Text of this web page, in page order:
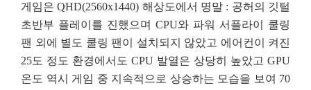
게임은 QHD(2560x1440) 해상도에서 명말 : 공허의 깃털
초반부 플레이를 진했으며 CPU와 파워 서플라이 쿨링
팬 외에 별도 쿨링 팬이 설치되지 않았고 에어컨이 켜진
25도 정도 환경에서도 CPU 발열은 상당히 높았고 GPU
온도 역시 게임 중 지속적으로 상승하는 모습을 보여 70